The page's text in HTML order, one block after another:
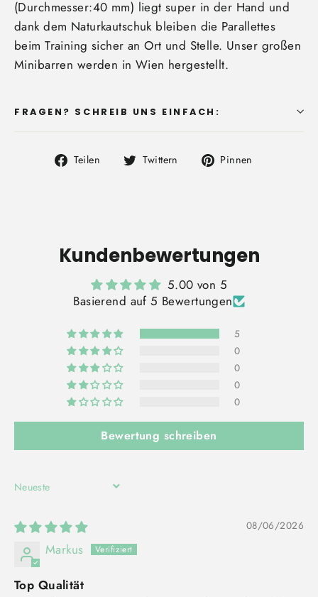
(Durchmesser:40 mm) liegt super in der Hand und
dank dem Naturkautschuk bleiben die Parallettes
beim Training sicher an Ort und Stelle. Unser großen
Minibarren werden in Wien hergestellt.
FRAGEN? SCHREIB UNS EINFACH:
Teilen
Auf
Twittern
Auf
Pinnen
Kundenbewertungen
5.00 von 5
Basierend auf 5 Bewertungen
5
0
0
0
0
Bewertung schreiben
SORT BY
08/06/2026
Markus
Top Qualität